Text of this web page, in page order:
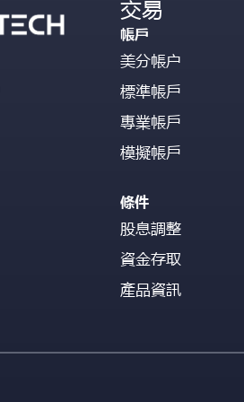
交易
帳戶
美分帳户
標準帳戶
專業帳戶
模擬帳戶
條件
股息調整
資金存取
產品資訊